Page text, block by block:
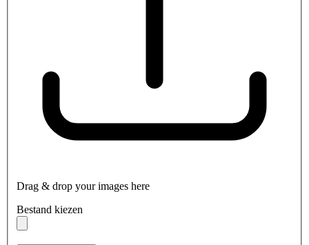
Drag & drop your images here
Bestand kiezen